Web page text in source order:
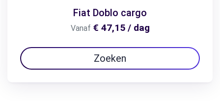
Fiat Doblo cargo
Vanaf € 47,15 / dag
Zoeken